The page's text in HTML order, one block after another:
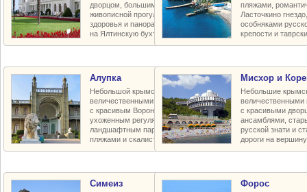
дворцом, большим зелёным парком,
живописной прогулочной тропой
здоровья и панорамными видами
на Ялтинскую бухту и город
пляжами,
Ласточкино
особняками
крепости и
Алупка
Небольшой крымский курорт под
величественными горами Ай-Петри
с красивым Воронцовским дворцом,
ухоженным регуляным и полудиким
ландшафтным парками, галечными
пляжами и скалистым побережьем
Мисхор и
Небольшие
величественными
с красивыми
ансамблями,
русской знати и
дороги на
Симеиз Форос